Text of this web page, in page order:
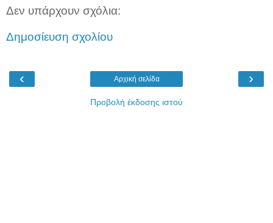
Δεν υπάρχουν σχόλια:
Δημοσίευση σχολίου
‹ ›
Αρχική σελίδα
Προβολή έκδοσης ιστού